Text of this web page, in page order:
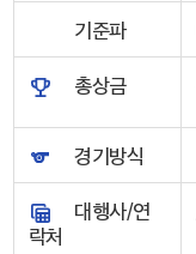
기준파
총상금
경기방식
대행사/연
락처